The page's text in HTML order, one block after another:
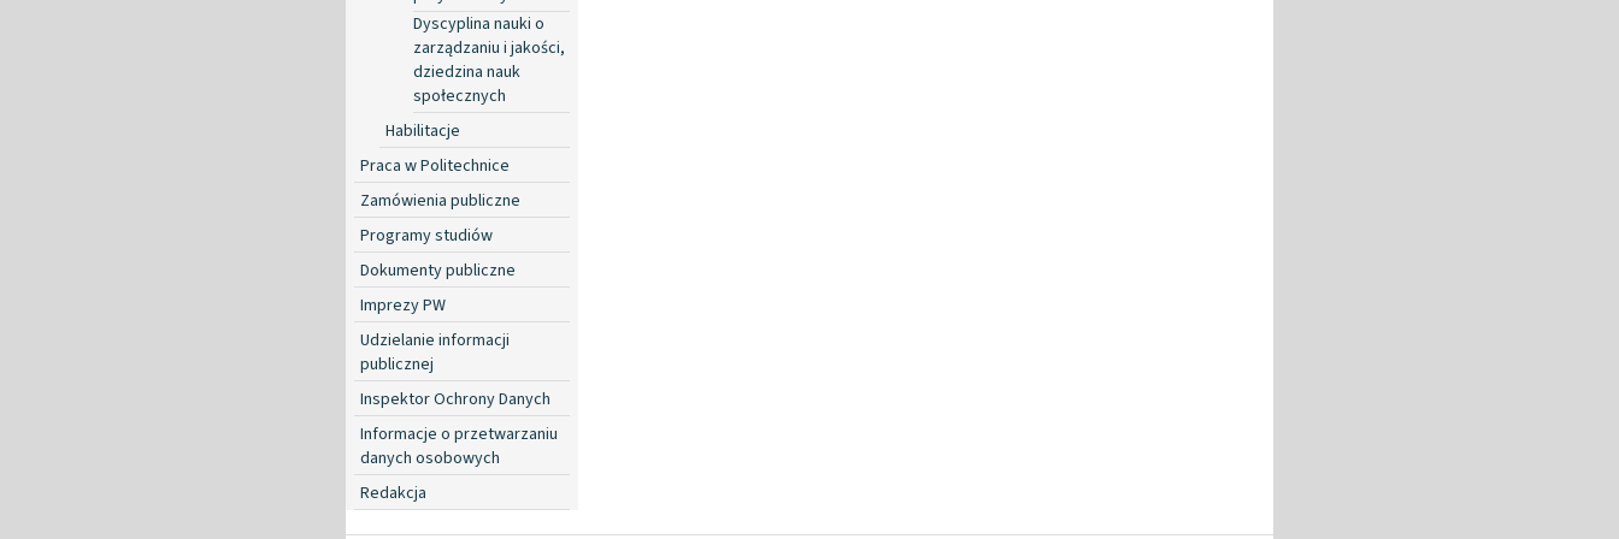
Dyscyplina nauki o
zarządzaniu i jakości,
dziedzina nauk
społecznych
Habilitacje
Praca w Politechnice
Zamówienia publiczne
Programy studiów
Dokumenty publiczne
Imprezy PW
Udzielanie informacji
publicznej
Inspektor Ochrony Danych
Informacje o przetwarzaniu
danych osobowych
Redakcja